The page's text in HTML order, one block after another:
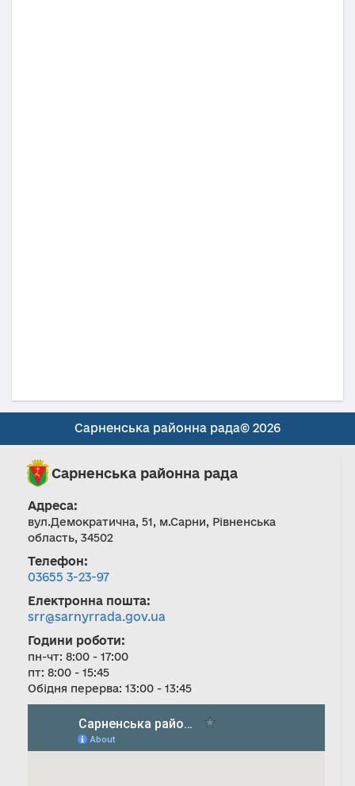
Сарненська районна рада© 2026
Сарненська районна рада
Адреса:
вул.Демократична, 51, м.Сарни, Рівненська
область, 34502
Телефон:
03655 3-23-97
Електронна пошта:
srr@sarnyrrada.gov.ua
Години роботи:
пн-чт: 8:00 - 17:00
пт: 8:00 - 15:45
Обідня перерва: 13:00 - 13:45